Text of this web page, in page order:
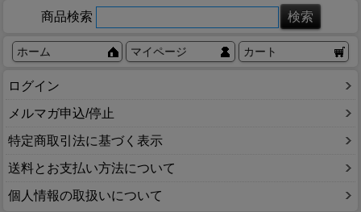
商品検索
ホーム マイページ カート
ログイン
メルマガ申込/停止
特定商取引法に基づく表示
送料とお支払い方法について
個人情報の取扱いについて